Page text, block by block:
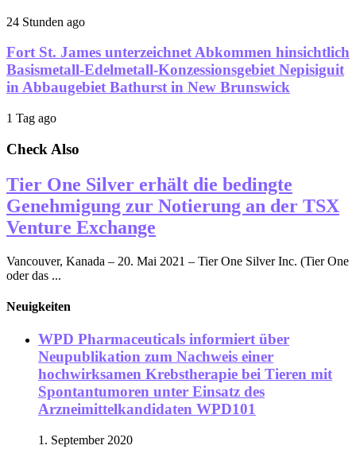
24 Stunden ago
Fort St. James unterzeichnet Abkommen hinsichtlich
Basismetall-Edelmetall-Konzessionsgebiet Nepisiguit
in Abbaugebiet Bathurst in New Brunswick
1 Tag ago
Check Also
Tier One Silver erhält die bedingte
Genehmigung zur Notierung an der TSX
Venture Exchange
Vancouver, Kanada – 20. Mai 2021 – Tier One Silver Inc. (Tier One
oder das ...
Neuigkeiten
WPD Pharmaceuticals informiert über
Neupublikation zum Nachweis einer
hochwirksamen Krebstherapie bei Tieren mit
Spontantumoren unter Einsatz des
Arzneimittelkandidaten WPD101
1. September 2020